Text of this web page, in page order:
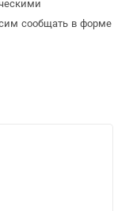
сообщать в форме